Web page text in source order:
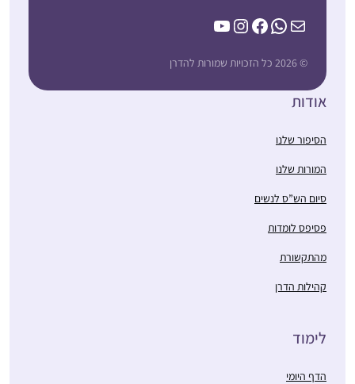
Mail
WhatsApp
Facebook
Instagram
YouTube
© 2026 כל הזכויות שמורות להדרן
אודות
הסיפור שלנו
המורות שלנו
סיום הש”ס לנשים
פסיפס לומדות
מהתקשורת
קהילות הדרן
לימוד
הדף היומי